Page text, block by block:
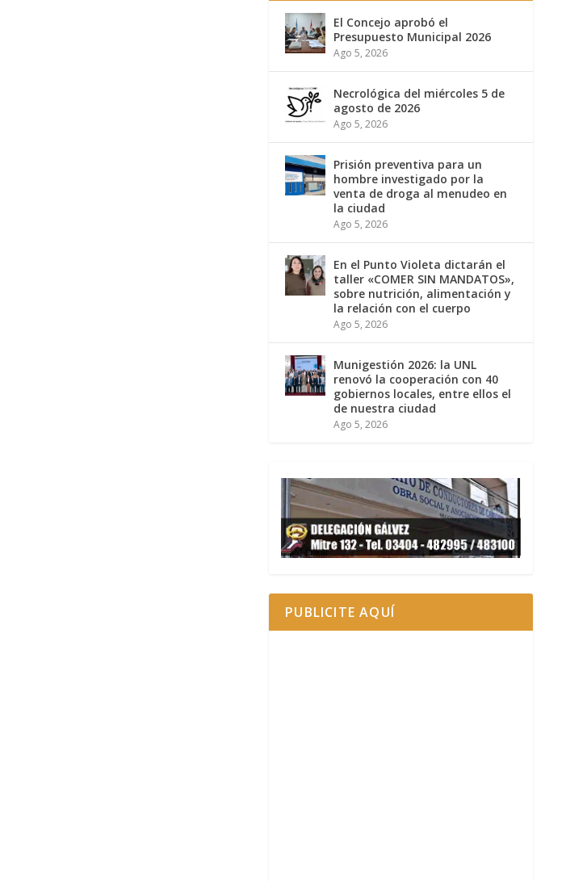
El Concejo aprobó el
Presupuesto Municipal 2026
Ago 5, 2026
Necrológica del miércoles 5 de
agosto de 2026
Ago 5, 2026
Prisión preventiva para un
hombre investigado por la
venta de droga al menudeo en
la ciudad
Ago 5, 2026
En el Punto Violeta dictarán el
taller «COMER SIN MANDATOS»,
sobre nutrición, alimentación y
la relación con el cuerpo
Ago 5, 2026
Munigestión 2026: la UNL
renovó la cooperación con 40
gobiernos locales, entre ellos el
de nuestra ciudad
Ago 5, 2026
PUBLICITE AQUÍ